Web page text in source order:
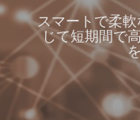
スマートで柔
じて短期間で